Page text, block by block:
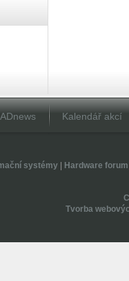
Kalendář akcí
systémy| Hardware forum
Tvorba